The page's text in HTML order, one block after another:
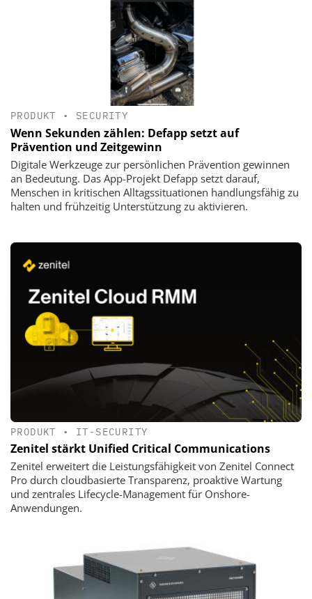
PRODUKT • SECURITY
Wenn Sekunden zählen: Defapp setzt auf
Prävention und Zeitgewinn
Digitale Werkzeuge zur persönlichen Prävention gewinnen
an Bedeutung. Das App-Projekt Defapp setzt darauf,
Menschen in kritischen Alltagssituationen handlungsfähig zu
halten und frühzeitig Unterstützung zu aktivieren.
PRODUKT • IT-SECURITY
Zenitel stärkt Unified Critical Communications
Zenitel erweitert die Leistungsfähigkeit von Zenitel Connect
Pro durch cloudbasierte Transparenz, proaktive Wartung
und zentrales Lifecycle-Management für Onshore-
Anwendungen.